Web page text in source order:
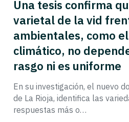
Una tesis confirma
varietal de la vid
ambientales, como
climático, no
rasgo ni es uniforme
En su investigación, el nuevo
de La Rioja, identifica las
respuestas más o…